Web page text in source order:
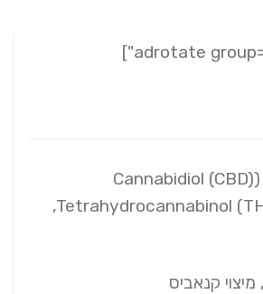
(Cannabidiol
,Tetrahydrocannabinol
קנאביס